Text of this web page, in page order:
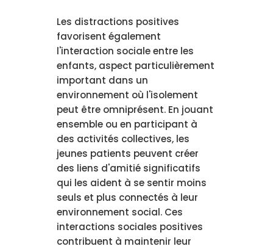
Les distractions positives
favorisent également
l'interaction sociale entre les
enfants, aspect particulièrement
important dans un
environnement où l'isolement
peut être omniprésent. En jouant
ensemble ou en participant à
des activités collectives, les
jeunes patients peuvent créer
des liens d'amitié significatifs
qui les aident à se sentir moins
seuls et plus connectés à leur
environnement social. Ces
interactions sociales positives
contribuent à maintenir leur